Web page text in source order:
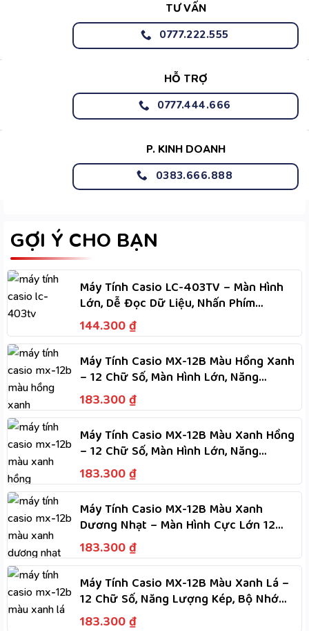
TƯ VẤN
0777.222.555
HỖ TRỢ
0777.444.666
P. KINH DOANH
0383.666.888
GỢI Ý CHO BẠN
Máy Tính Casio LC-403TV – Màn Hình
Lớn, Dễ Đọc Dữ Liệu, Nhấn Phím
Nhanh, Dùng Hai Nguồn
144.300 ₫
Máy Tính Casio MX-12B Màu Hồng Xanh
– 12 Chữ Số, Màn Hình Lớn, Năng
Lượng Kép Dùng Hai Nguồn
183.300 ₫
Máy Tính Casio MX-12B Màu Xanh Hồng
– 12 Chữ Số, Màn Hình Lớn, Năng
Lượng Kép Dùng Hai Nguồn
183.300 ₫
Máy Tính Casio MX-12B Màu Xanh
Dương Nhạt – Màn Hình Cực Lớn 12
Chữ Số, Năng Lượng Kép
183.300 ₫
Máy Tính Casio MX-12B Màu Xanh Lá –
12 Chữ Số, Năng Lượng Kép, Bộ Nhớ
Độc Lập, Tính Nhanh
183.300 ₫